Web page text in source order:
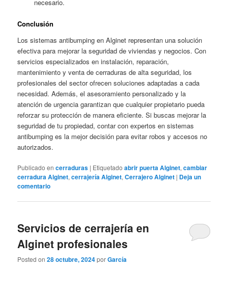
necesario.
Conclusión
Los sistemas antibumping en Alginet representan una solución
efectiva para mejorar la seguridad de viviendas y negocios. Con
servicios especializados en instalación, reparación,
mantenimiento y venta de cerraduras de alta seguridad, los
profesionales del sector ofrecen soluciones adaptadas a cada
necesidad. Además, el asesoramiento personalizado y la
atención de urgencia garantizan que cualquier propietario pueda
reforzar su protección de manera eficiente. Si buscas mejorar la
seguridad de tu propiedad, contar con expertos en sistemas
antibumping es la mejor decisión para evitar robos y accesos no
autorizados.
Publicado en cerraduras | Etiquetado abrir puerta Alginet,cambiar
cerradura Alginet,cerrajería Alginet,Cerrajero Alginet | Deja un
comentario
Servicios de cerrajería en
Alginet profesionales
Posted on28 octubre, 2024porGarcía